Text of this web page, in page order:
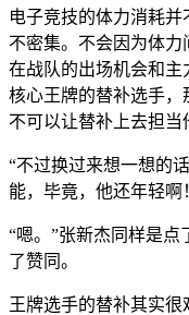
电子竞技的体力消耗
不密集。不会因为体力
在战队的出场机会和
核心王牌的替补选手
不可以让替补上去担当
“不过换过来想一想的
能，毕竟，他还年轻啊
“嗯。”张新杰同样是
了赞同。
王牌选手的替补其实